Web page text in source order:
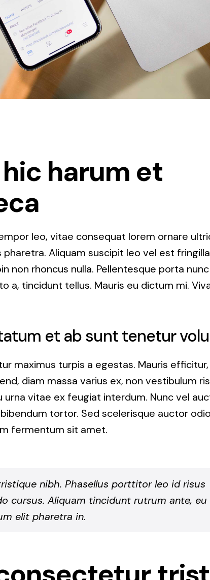
harum et
leo, vitae consequat lorem ornare
pharetra. Aliquam suscipit leo vel est
non rhoncus nulla. Pellentesque porta
a, tincidunt tellus. Mauris eu dictum mi.
et ab sunt tenetur
maximus turpis a egestas. Mauris
diam massa varius ex, non vestibulum
urna vitae ex feugiat interdum. Nunc vel
tortor. Sed scelerisque auctor
fermentum sit amet.
nibh. Phasellus porttitor leo id risus
cursus. Aliquam tincidunt rutrum ante, eu
elit pharetra in.